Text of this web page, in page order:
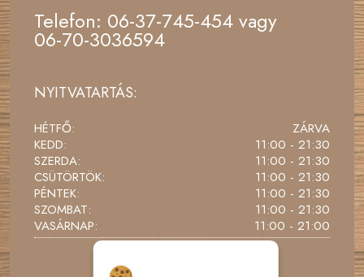
Telefon: 06-37-745-454 vagy
06-70-3036594
NYITVATARTÁS:
HÉTFŐ:
KEDD:
SZERDA:
CSÜTÖRTÖK:
PÉNTEK:
SZOMBAT:
VASÁRNAP:
ZÁRVA
11:00 - 21:30
11:00 - 21:30
11:00 - 21:30
11:00 - 21:30
11:00 - 21:30
11:00 - 21:00